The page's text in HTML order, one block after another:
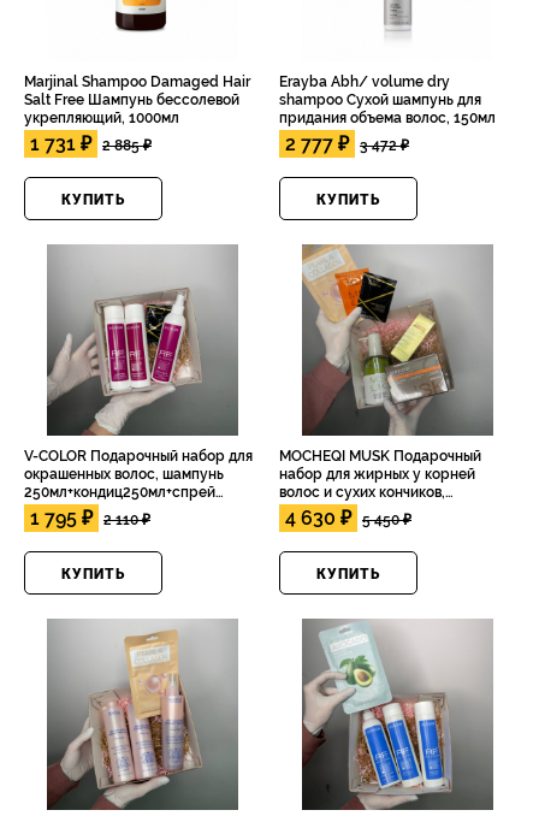
Marjinal Shampoo Damaged Hair
Salt Free Шампунь бессолевой
укрепляющий, 1000мл
1 731 ₽ 2 885 ₽
КУПИТЬ
Erayba Abh/ volume dry
shampoo Сухой шампунь для
придания объема волос, 150мл
2 777 ₽ 3 472 ₽
КУПИТЬ
V-COLOR Подарочный набор для
окрашенных волос, шампунь
250мл+кондиц250мл+спрей
250мл+подарочная коробка
1 795 ₽ 2 110 ₽
КУПИТЬ
MOCHEQI MUSK Подарочный
набор для жирных у корней
волос и сухих кончиков,
коробка +тканевая маска
4 630 ₽ 5 450 ₽
КУПИТЬ